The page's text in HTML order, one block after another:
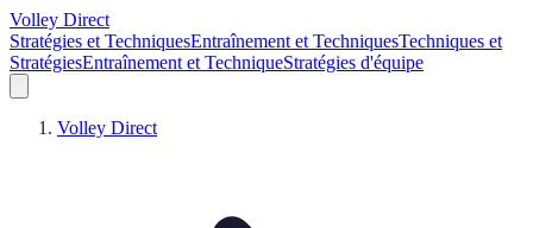
Volley Direct
Stratégies et TechniquesEntraînement et TechniquesTechniques et
StratégiesEntraînement et TechniqueStratégies d'équipe
Volley Direct